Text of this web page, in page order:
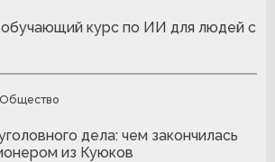
курс по ИИ для людей с
Общество
дела: чем закончилась
из Куюков